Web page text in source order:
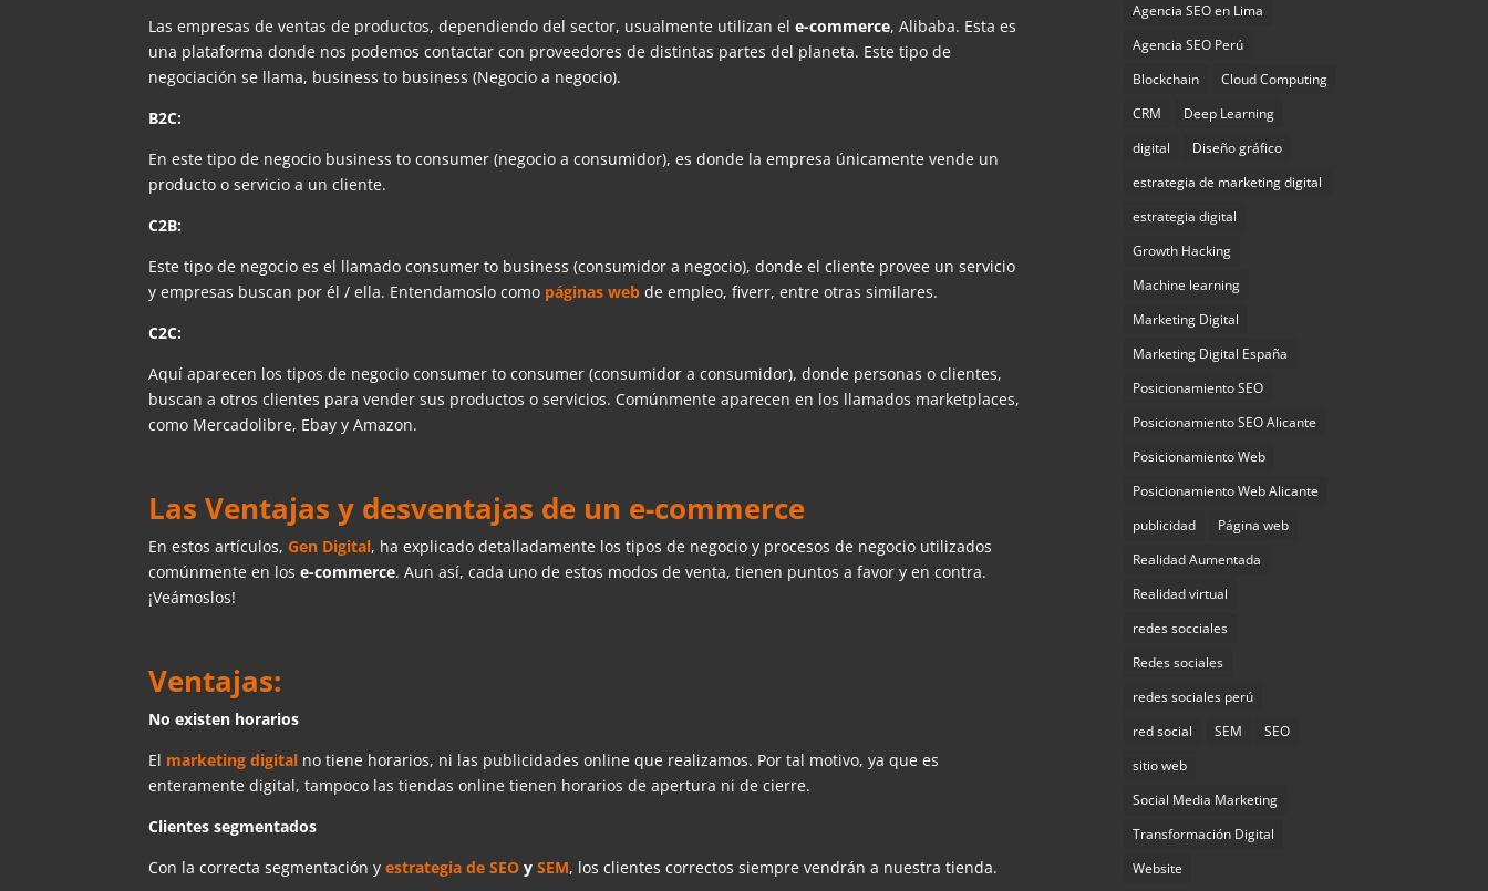
Las empresas de ventas de productos, dependiendo del sector, usualmente utilizan ele-commerce, Alibaba. Esta es
una plataforma donde nos podemos contactar con proveedores de distintas partes del planeta. Este tipo de
negociación se llama, business to business (Negocio a negocio).
B2C:
En este tipo de negocio business to consumer (negocio a consumidor), es donde la empresa únicamente vende un
producto o servicio a un cliente.
C2B:
Este tipo de negocio es el llamado consumer to business (consumidor a negocio), donde el cliente provee un servicio
y empresas buscan por él / ella. Entendamoslo como páginas web de empleo, fiverr, entre otras similares.
C2C:
Aquí aparecen los tipos de negocio consumer to consumer (consumidor a consumidor), donde personas o clientes,
buscan a otros clientes para vender sus productos o servicios. Comúnmente aparecen en los llamados marketplaces,
como Mercadolibre, Ebay y Amazon.
Las Ventajas y desventajas de un e-commerce
En estos artículos,Gen Digital, ha explicado detalladamente los tipos de negocio y procesos de negocio utilizados
comúnmente en lose-commerce. Aun así, cada uno de estos modos de venta, tienen puntos a favor y en contra.
¡Veámoslos!
Ventajas:
No existen horarios
El marketing digital no tiene horarios, ni las publicidades online que realizamos. Por tal motivo, ya que es
enteramente digital, tampoco las tiendas online tienen horarios de apertura ni de cierre.
Clientes segmentados
Con la correcta segmentación yestrategia de SEO ySEM, los clientes correctos siempre vendrán a nuestra tienda.
Agencia SEO en Lima
Agencia SEO Perú
Blockchain
Cloud Computing
CRM
Deep Learning
digital
Diseño gráfico
estrategia de marketing digital
estrategia digital
Growth Hacking
Machine learning
Marketing Digital
Marketing Digital España
Posicionamiento SEO
Posicionamiento SEO Alicante
Posicionamiento Web
Posicionamiento Web Alicante
publicidad
Página web
Realidad Aumentada
Realidad virtual
redes socciales
Redes sociales
redes sociales perú
red social
SEM
SEO
sitio web
Social Media Marketing
Transformación Digital
Website